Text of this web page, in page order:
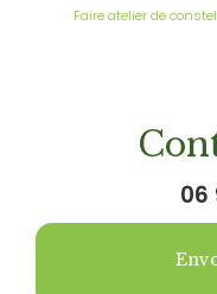
Faire atelier de
06